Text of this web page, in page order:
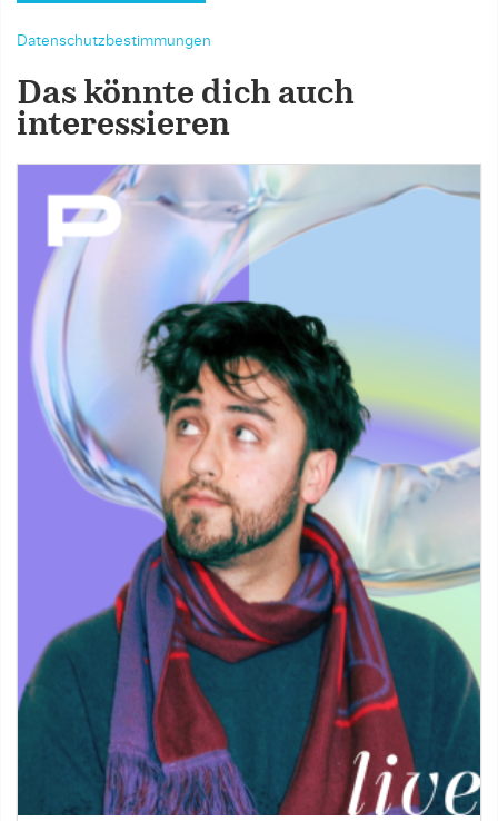
Datenschutzbestimmungen
Das könnte dich auch
interessieren